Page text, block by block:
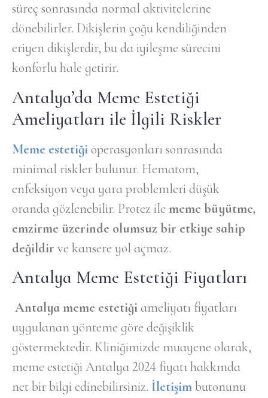
süreç sonrasında normal aktivitelerine
dönebilirler. Dikişlerin çoğu kendiliğinden
eriyen dikişlerdir, bu da iyileşme sürecini
konforlu hale getirir.
Antalya’da Meme Estetiği
Ameliyatları ile İlgili Riskler
Meme estetiğioperasyonları sonrasında
minimal riskler bulunur. Hematom,
enfeksiyon veya yara problemleri düşük
oranda gözlenebilir. Protez ile meme büyütme,
emzirme üzerinde olumsuz bir etkiye sahip
değildir ve kansere yol açmaz.
Antalya Meme Estetiği Fiyatları
Antalya meme estetiğiameliyatı fiyatları
uygulanan yönteme göre değişiklik
göstermektedir. Kliniğimizde muayene olarak,
meme estetiği Antalya 2024 fiyatı hakkında
net bir bilgi edinebilirsiniz. İletişimbutonunu